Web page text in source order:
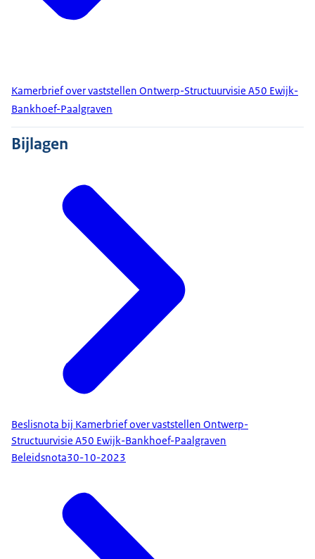
Kamerbrief over vaststellen Ontwerp-Structuurvisie A50 Ewijk-
Bankhoef-Paalgraven
Bijlagen
Beslisnota bij Kamerbrief over vaststellen Ontwerp-
Structuurvisie A50 Ewijk-Bankhoef-Paalgraven
Beleidsnota30-10-2023